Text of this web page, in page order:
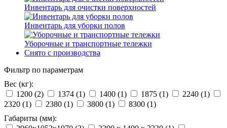
Инвентарь для очистки поверхностей
Инвентарь для уборки полов
Уборочные и транспортные тележки
Снято с производства
Фильтр по параметрам
Вес (кг):
1200 (2) 1374 (1) 1400 (1) 1875 (1) 2240 (1)
2320 (1) 2380 (1) 3800 (1) 8300 (1)
Габариты (мм):